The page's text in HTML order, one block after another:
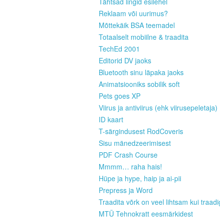
Reklaam või uurimus?
Mõttekäik BSA teemadel
Totaalselt mobiilne & traadita
TechEd 2001
Editorid DV jaoks
Bluetooth sinu läpaka jaoks
Animatsiooniks sobilik soft
Pets goes XP
Viirus ja antiviirus (ehk viirusepeletaja)
ID kaart
T-särgindusest RodCoveris
Sisu mänedzeerimisest
PDF Crash Course
Mmmm… raha hais!
Hüpe ja hype, haip ja ai-pii
Prepress ja Word
Traadita võrk on veel lihtsam kui
MTÜ Tehnokratt eesmärkidest